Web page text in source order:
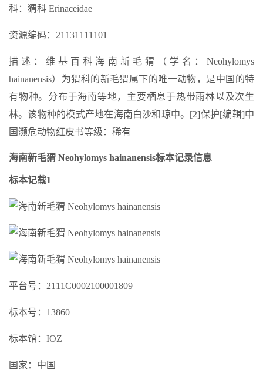
科：猬科 Erinaceidae
资源编码：21131111101
描述：维基百科海南新毛猬（学名：Neohylomys
hainanensis）为猬科的新毛猬属下的唯一动物，是中国的特
有物种。分布于海南等地，主要栖息于热带雨林以及次生
林。该物种的模式产地在海南白沙和琼中。[2]保护[编辑]中
国濒危动物红皮书等级：稀有
海南新毛猬 Neohylomys hainanensis标本记录信息
标本记载1
平台号：2111C0002100001809
标本号：13860
标本馆：IOZ
国家：中国